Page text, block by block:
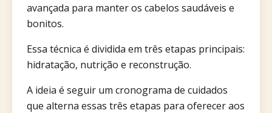
avançada para manter os cabelos saudáveis e
bonitos.
Essa técnica é dividida em três etapas principais:
hidratação, nutrição e reconstrução.
A ideia é seguir um cronograma de cuidados
que alterna essas três etapas para oferecer aos